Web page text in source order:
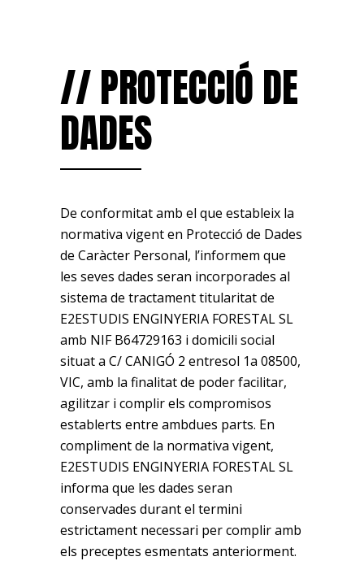
// PROTECCIÓ DE
DADES
De conformitat amb el que estableix la
normativa vigent en Protecció de Dades
de Caràcter Personal, l’informem que
les seves dades seran incorporades al
sistema de tractament titularitat de
E2ESTUDIS ENGINYERIA FORESTAL SL
amb NIF B64729163 i domicili social
situat a C/ CANIGÓ 2 entresol 1a 08500,
VIC, amb la finalitat de poder facilitar,
agilitzar i complir els compromisos
establerts entre ambdues parts. En
compliment de la normativa vigent,
E2ESTUDIS ENGINYERIA FORESTAL SL
informa que les dades seran
conservades durant el termini
estrictament necessari per complir amb
els preceptes esmentats anteriorment.